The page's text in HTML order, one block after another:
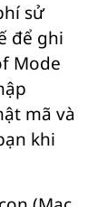
sử
để ghi
Mode
mã và
khi